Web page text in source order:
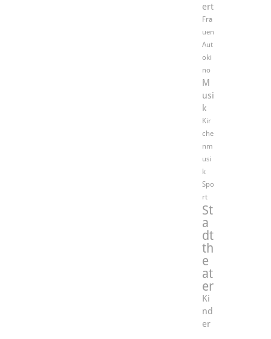
ert
Fra
uen
Aut
oki
no
M
usi
k
Kir
che
nm
usi
k
Spo
rt
St
a
dt
th
e
at
er
Ki
nd
er